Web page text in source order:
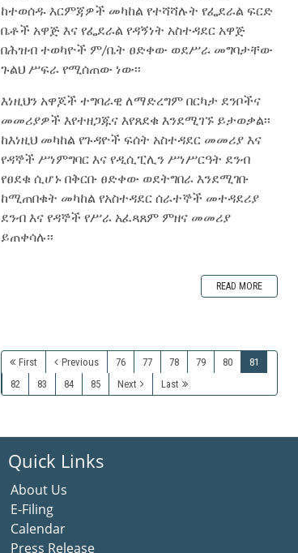
ከተወሰዱ እርምጃዎች መካከል የተሻሻሉት የፌደራል ፍርድ
ቤቶች አዋጅ እና የፌደራል የዳኝነት አስተዳደር አዋጅ
በሕዝብ ተወካዮች ም/ቤት ፀድቀው ወደሥራ መግባታቸው
ጉልህ ሥፍራ የሚሰጠው ነው፡፡
እነዚህን አዋጆች ተግባራዊ ለማድረግም በርካታ ደንቦችና
መመሪያዎች እየተዘጋጁና እየጸደቁ እንደሚገኙ ይታወቃል፡፡
ከእነዚህ መካከል የጉዳዮች ፍሰት አስተዳደር መመሪያ እና
የዳኞች ሥነምግባር እና የዲሲፒሊን ሥነሥርዓት ደንብ
የፀደቁ ሲሆኑ በቅርቡ ፀድቀው ወደትግበራ እንደሚገቡ
ከሚጠበቁት መካከል የአስተዳደር ሰራተኞች መተዳደሪያ
ደንብ እና የዳኞች የሥራ አፈጻጸም ምዘና መመሪያ
ይጠቀሳሉ፡፡
READ MORE
First Previous 76 77 78 79 80
81
82
83 84 85 Next Last
Quick Links
About Us
E-Filing
Calendar
Press Release